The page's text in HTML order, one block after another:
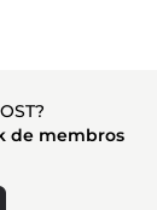
de membros